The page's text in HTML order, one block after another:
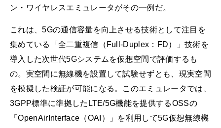
ン・ワイヤレスエミュレータがその一例だ。
これは、5Gの通信容量を向上させる技術として注目を
集めている「全二重複信（Full-Duplex：FD）」技術を
導入した次世代5Gシステムを仮想空間で評価するも
の。実空間に無線機を設置して試験せずとも、現実空間
を模擬した検証が可能になる。このエミュレータでは、
3GPP標準に準拠したLTE/5G機能を提供するOSSの
「OpenAirInterface（OAI）」を利用して5G仮想無線機